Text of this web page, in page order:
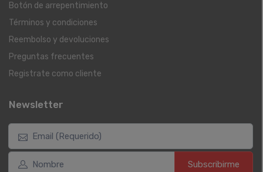
Botón de arrepentimiento
Términos y condiciones
Reembolso y devoluciones
Preguntas frecuentes
Registrate como cliente
Newsletter
Subscribirme